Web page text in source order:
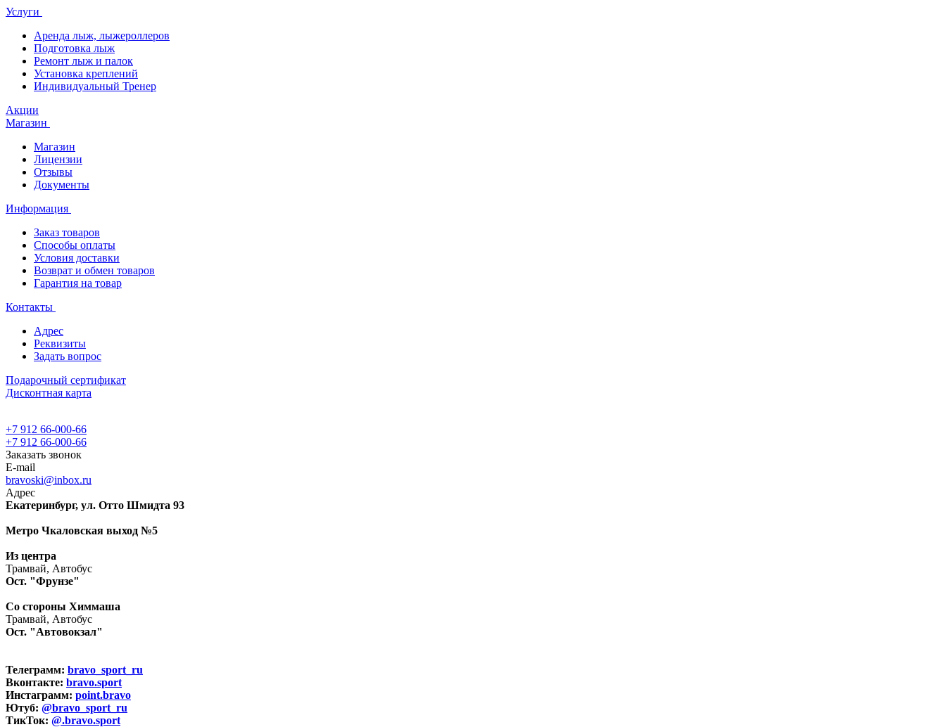
Услуги
Аренда лыж, лыжероллеров
Подготовка лыж
Ремонт лыж и палок
Установка креплений
Индивидуальный Тренер
Акции
Магазин
Магазин
Лицензии
Отзывы
Документы
Информация
Заказ товаров
Способы оплаты
Условия доставки
Возврат и обмен товаров
Гарантия на товар
Контакты
Адрес
Реквизиты
Задать вопрос
Подарочный сертификат
Дисконтная карта
+7 912 66-000-66
+7 912 66-000-66
Заказать звонок
E-mail
bravoski@inbox.ru
Адрес
Екатеринбург, ул. Отто Шмидта 93
Метро Чкаловская выход №5
Из центра
Трамвай, Автобус
Ост. "Фрунзе"
Со стороны Химмаша
Трамвай, Автобус
Ост. "Автовокзал"
Телеграмм: bravo_sport_ru
Вконтакте: bravo.sport
Инстаграмм: point.bravo
Ютуб: @bravo_sport_ru
ТикТок: @.bravo.sport